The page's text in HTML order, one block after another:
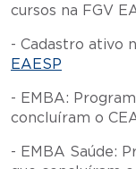
cursos na FGV
- Cadastro ativo
EAESP
- EMBA:
concluíram o
- EMBA Saúde: